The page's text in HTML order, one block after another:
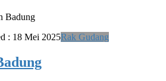
Badung
: 18 Mei 2025Rak Gudang